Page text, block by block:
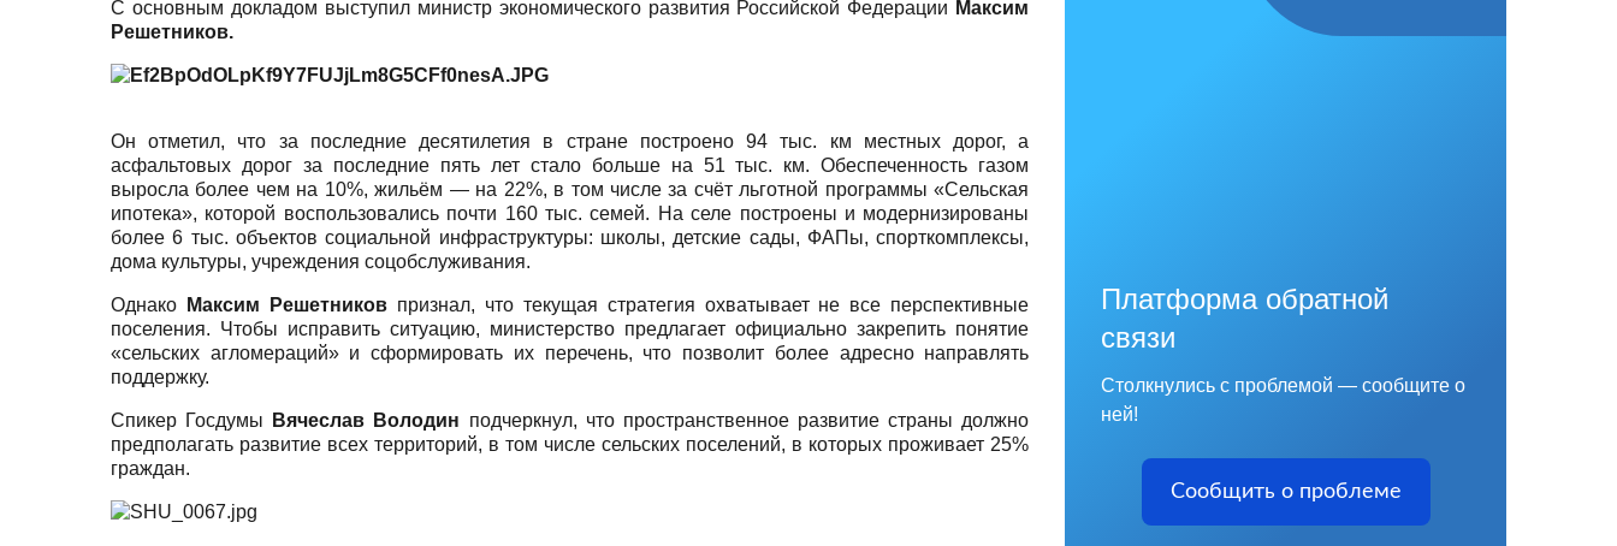
С основным докладом выступил министр экономического развития Российской Федерации Максим
Решетников.
Он отметил, что за последние десятилетия в стране построено 94 тыс. км местных дорог, а
асфальтовых дорог за последние пять лет стало больше на 51 тыс. км. Обеспеченность газом
выросла более чем на 10%, жильём — на 22%, в том числе за счёт льготной программы «Сельская
ипотека», которой воспользовались почти 160 тыс. семей. На селе построены и модернизированы
более 6 тыс. объектов социальной инфраструктуры: школы, детские сады, ФАПы, спорткомплексы,
дома культуры, учреждения соцобслуживания.
Однако Максим Решетниковпризнал, что текущая стратегия охватывает не все перспективные
поселения. Чтобы исправить ситуацию, министерство предлагает официально закрепить понятие
«сельских агломераций» и сформировать их перечень, что позволит более адресно направлять
поддержку.
Спикер Госдумы Вячеслав Володин подчеркнул, что пространственное развитие страны должно
предполагать развитие всех территорий, в том числе сельских поселений, в которых проживает 25%
граждан.
Платформа обратной
связи
Столкнулись с проблемой — сообщите о
ней!
Сообщить о проблеме